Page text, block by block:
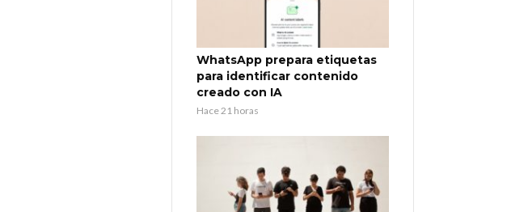
WhatsApp prepara etiquetas
para identificar contenido
creado con IA
Hace 21 horas